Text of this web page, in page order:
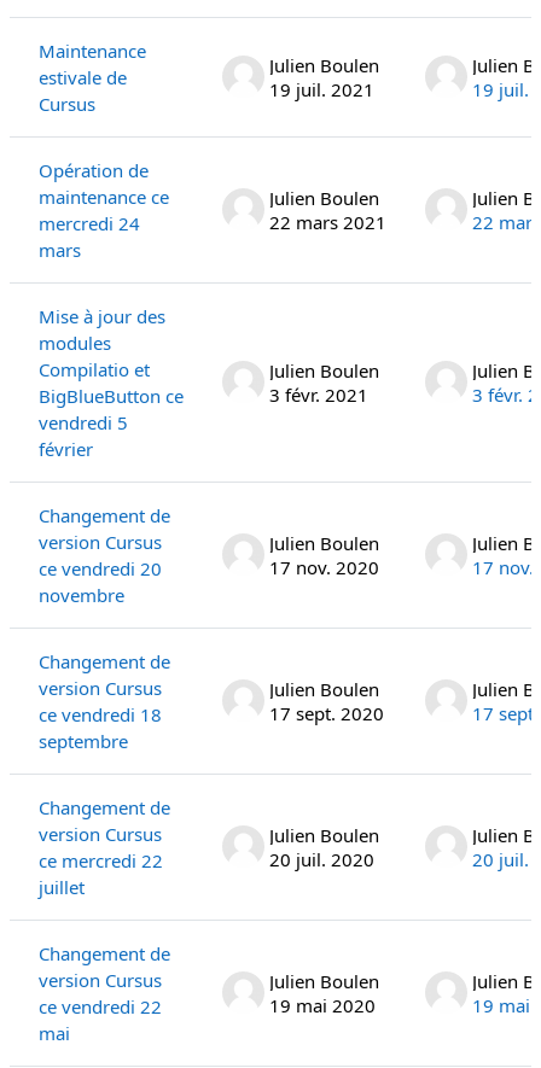
Maintenance
estivale de
Cursus
Julien Boulen
19 juil. 2021
Julien
19 juil.
Opération de
maintenance ce
mercredi 24
mars
Julien Boulen
22 mars 2021
Julien
22
Mise à jour des
modules
Compilatio et
BigBlueButton ce
vendredi 5
février
Julien Boulen
3 févr. 2021
Julien
3 févr.
Changement de
version Cursus
ce vendredi 20
novembre
Julien Boulen
17 nov. 2020
Julien
17 nov.
Changement de
version Cursus
ce vendredi 18
septembre
Julien Boulen
17 sept. 2020
Julien
17
Changement de
version Cursus
ce mercredi 22
juillet
Julien Boulen
20 juil. 2020
Julien
20 juil.
Changement de
version Cursus
ce vendredi 22
mai
Julien Boulen
19 mai 2020
Julien
19 mai